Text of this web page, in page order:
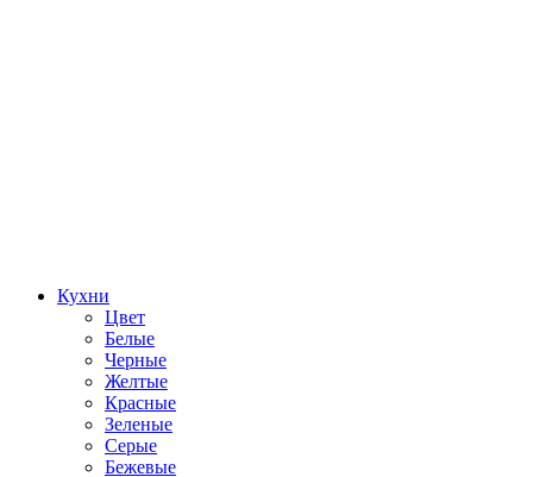
Кухни
Цвет
Белые
Черные
Желтые
Красные
Зеленые
Серые
Бежевые